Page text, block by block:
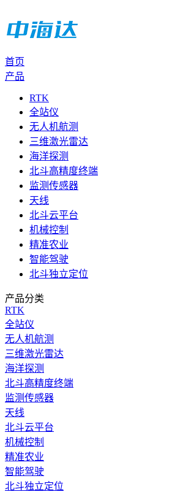
首页
产品
RTK
全站仪
无人机航测
三维激光雷达
海洋探测
北斗高精度终端
监测传感器
天线
北斗云平台
机械控制
精准农业
智能驾驶
北斗独立定位
产品分类
RTK
全站仪
无人机航测
三维激光雷达
海洋探测
北斗高精度终端
监测传感器
天线
北斗云平台
机械控制
精准农业
智能驾驶
北斗独立定位